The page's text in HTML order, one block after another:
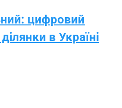
цифровий
в Україні